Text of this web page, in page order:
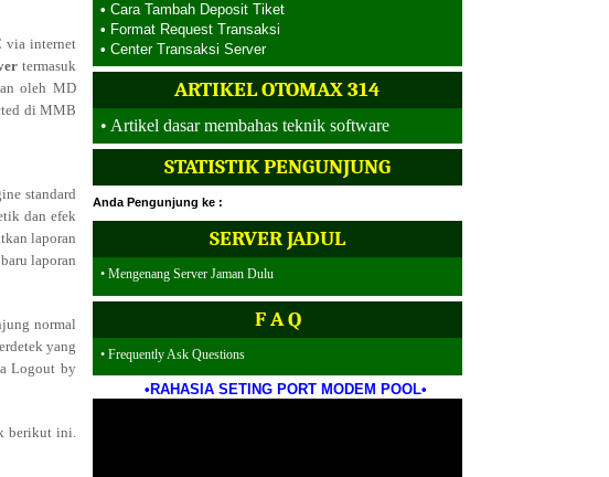
via internet
termasuk
oleh MD
di MMB
standard
dan efek
laporan
laporan
normal
yang
Logout by
berikut ini.
•Cara Tambah Deposit Tiket
• Format Request Transaksi
•Center Transaksi Server
ARTIKEL OTOMAX 314
• Artikel dasar membahas teknik software
STATISTIK PENGUNJUNG
Anda Pengunjung ke :
SERVER JADUL
• Mengenang Server Jaman Dulu
F A Q
• Frequently Ask Questions
•RAHASIA SETING PORT MODEM POOL•